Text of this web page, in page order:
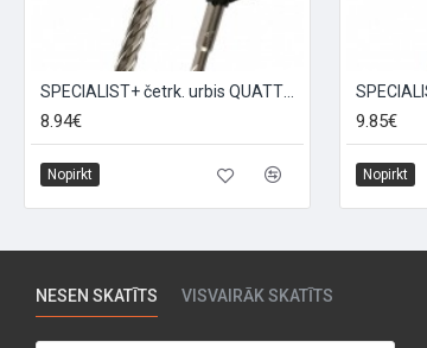
SPECIALIST+ četrk. urbis QUATTRO, 12/100 x 160 mm
8.94€
Nopirkt
9.85€
Nopirkt
NESEN SKATĪTS VISVAIRĀK SKATĪTS